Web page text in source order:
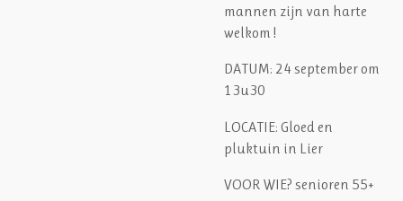
mannen zijn van harte
welkom !
DATUM: 24 september om
13u30
LOCATIE: Gloed en
pluktuin in Lier
VOOR WIE? senioren 55+